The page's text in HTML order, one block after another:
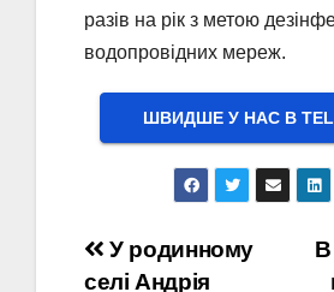
разів на рік з метою
водопровідних мереж.
ШВИДШЕ У НАС В
Навігація
В
У родинному
селі Андрія